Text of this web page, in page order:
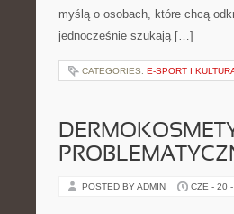
myślą o osobach, które chcą
jednocześnie szukają […]
CATEGORIES: E-SPORT I
POSTED BY ADMIN CZE - 20